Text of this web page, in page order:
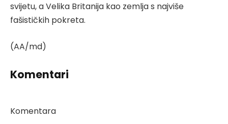
svijetu, a Velika Britanija kao zemlja s najviše
fašističkih pokreta.
(AA/md)
Komentari
Komentara